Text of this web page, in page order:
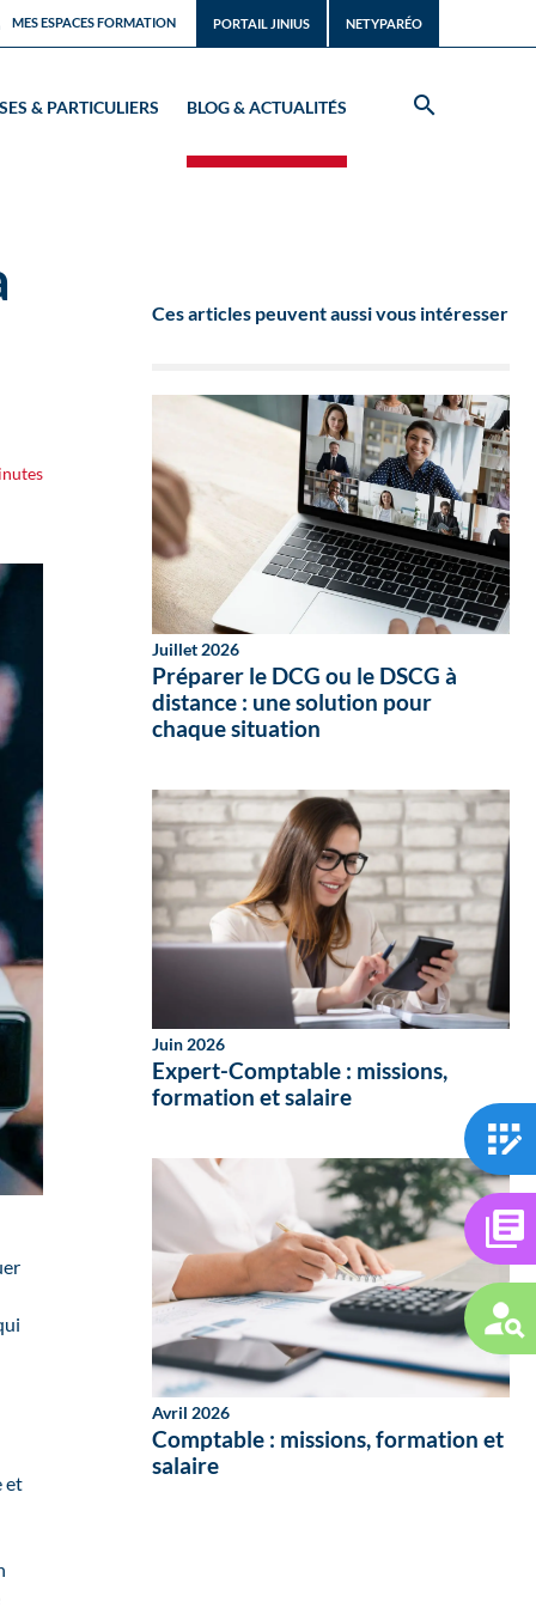
MES ESPACES FORMATION PORTAIL JINIUS NETYPARÉO
& PARTICULIERS BLOG & ACTUALITÉS
et
Ces articles peuvent aussi vous intéresser
Juillet 2026
Préparer le DCG ou le DSCG à
distance : une solution pour
chaque situation
Juin 2026
Expert-Comptable : missions,
formation et salaire
Avril 2026
Comptable : missions, formation et
salaire